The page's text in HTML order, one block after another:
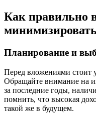
Как правильно
Планирование и
Перед вложениями стоит
Обращайте внимание на
за последние годы,
помнить, что высокая
такой же в будущем.